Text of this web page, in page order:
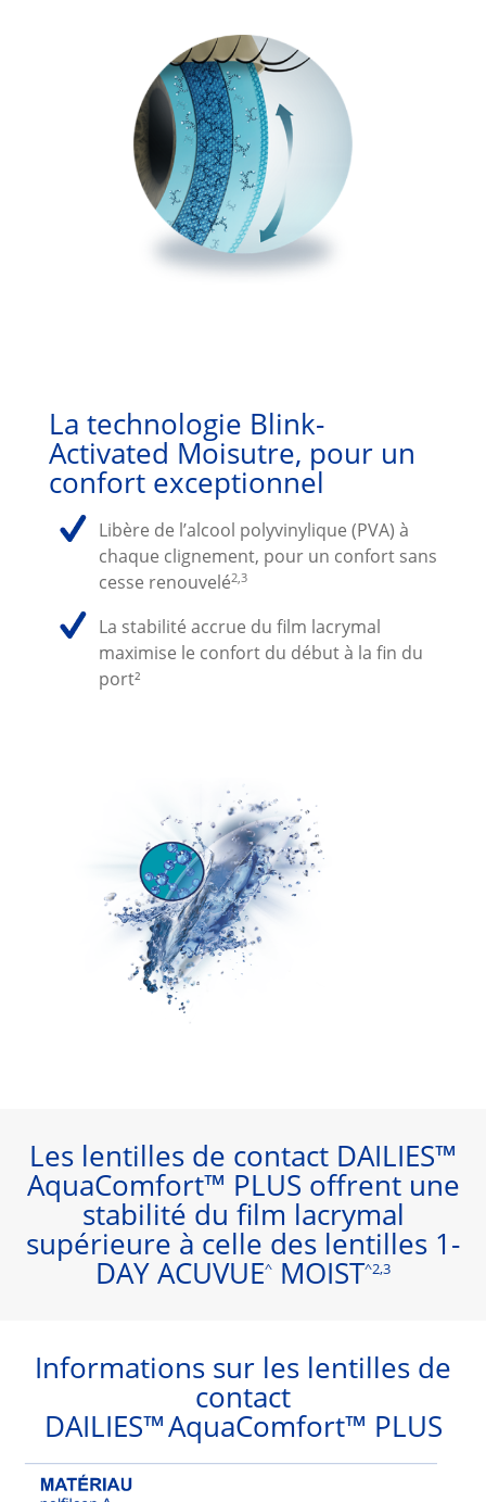
La technologie Blink-
Activated Moisutre, pour un
confort exceptionnel
Libère de l’alcool polyvinylique (PVA) à
chaque clignement, pour un confort sans
cesse renouvelé2,3
La stabilité accrue du film lacrymal
maximise le confort du début à la fin du
port²
Les lentilles de contact DAILIES™
AquaComfort™ PLUS offrent une
stabilité du film lacrymal
supérieure à celle des lentilles 1-
DAY ACUVUE^ MOIST^2,3
Informations sur les lentilles de
contact
DAILIES™AquaComfort™ PLUS